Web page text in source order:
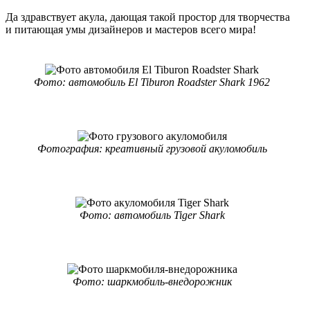
Да здравствует акула, дающая такой простор для творчества
и питающая умы дизайнеров и мастеров всего мира!
Фото: автомобиль El Tiburon Roadster Shark 1962
Фотография: креативный грузовой акуломобиль
Фото: автомобиль Tiger Shark
Фото: шаркмобиль-внедорожник